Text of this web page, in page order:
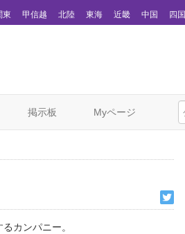
東 甲信越 北陸 東海 近畿 中国 四国
掲示板 Myページ
カンパニー。